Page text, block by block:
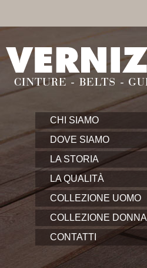
CHI SIAMO
DOVE SIAMO
LA STORIA
LA QUALITÀ
COLLEZIONE UOMO
COLLEZIONE DONNA
CONTATTI